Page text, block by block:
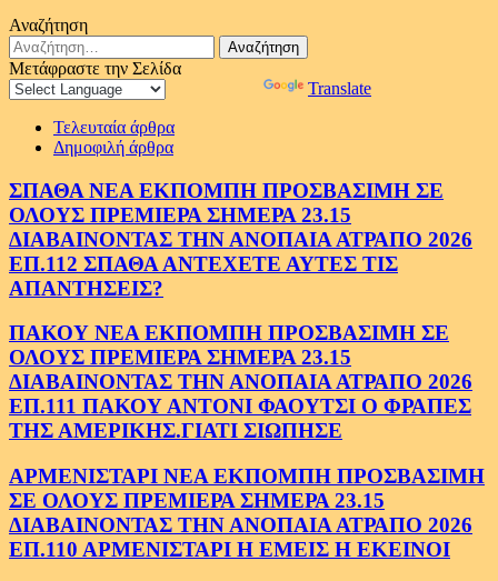
Αναζήτηση
Αναζήτηση
για:
Μετάφραστε την Σελίδα
Translate
Τελευταία άρθρα
Δημοφιλή άρθρα
ΣΠΑΘΑ ΝΕΑ ΕΚΠΟΜΠΗ ΠΡΟΣΒΑΣΙΜΗ ΣΕ
ΟΛΟΥΣ ΠΡΕΜΙΕΡΑ ΣΗΜΕΡΑ 23.15
ΔΙΑΒΑΙΝΟΝΤΑΣ ΤΗΝ ΑΝΟΠΑΙΑ ΑΤΡΑΠΟ 2026
ΕΠ.112 ΣΠΑΘΑ ΑΝΤΕΧΕΤΕ ΑΥΤΕΣ ΤΙΣ
ΑΠΑΝΤΗΣΕΙΣ?
ΠΑΚΟΥ ΝΕΑ ΕΚΠΟΜΠΗ ΠΡΟΣΒΑΣΙΜΗ ΣΕ
ΟΛΟΥΣ ΠΡΕΜΙΕΡΑ ΣΗΜΕΡΑ 23.15
ΔΙΑΒΑΙΝΟΝΤΑΣ ΤΗΝ ΑΝΟΠΑΙΑ ΑΤΡΑΠΟ 2026
ΕΠ.111 ΠΑΚΟΥ ΑΝΤΟΝΙ ΦΑΟΥΤΣΙ Ο ΦΡΑΠΕΣ
ΤΗΣ ΑΜΕΡΙΚΗΣ.ΓΙΑΤΙ ΣΙΩΠΗΣΕ
ΑΡΜΕΝΙΣΤΑΡΙ ΝΕΑ ΕΚΠΟΜΠΗ ΠΡΟΣΒΑΣΙΜΗ
ΣΕ ΟΛΟΥΣ ΠΡΕΜΙΕΡΑ ΣΗΜΕΡΑ 23.15
ΔΙΑΒΑΙΝΟΝΤΑΣ ΤΗΝ ΑΝΟΠΑΙΑ ΑΤΡΑΠΟ 2026
ΕΠ.110 ΑΡΜΕΝΙΣΤΑΡΙ Η ΕΜΕΙΣ Η ΕΚΕΙΝΟΙ